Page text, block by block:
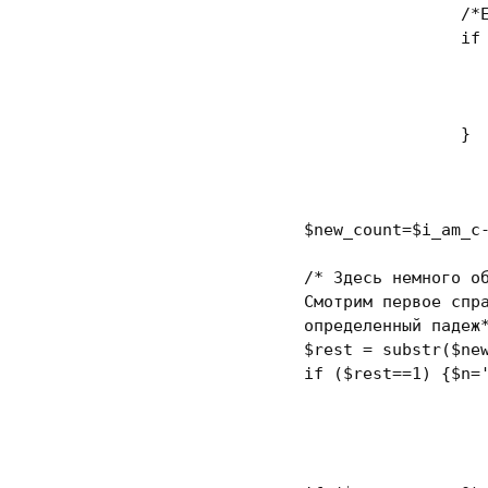
/
if
/* Здесь немного
определенный
$rest =
if ($rest==1) {$n=